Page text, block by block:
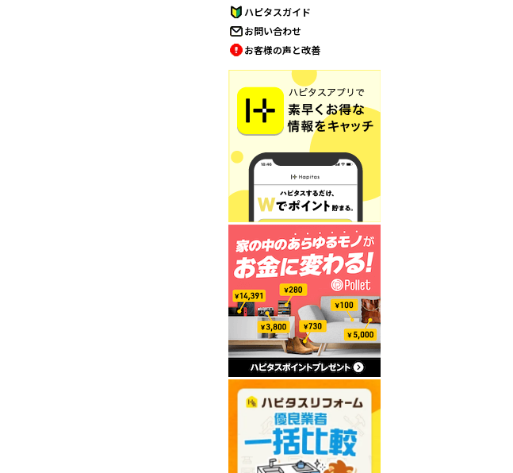
ハピタスガイド
お問い合わせ
お客様の声と改善